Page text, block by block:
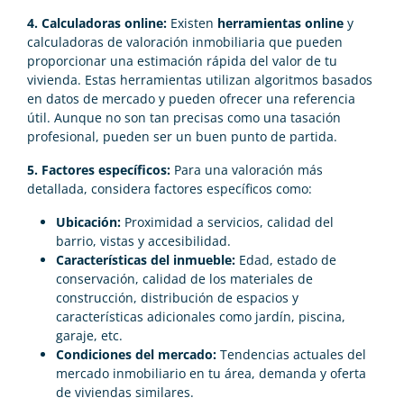
4. Calculadoras online: Existen herramientas online y
calculadoras de valoración inmobiliaria que pueden
proporcionar una estimación rápida del valor de tu
vivienda. Estas herramientas utilizan algoritmos basados
en datos de mercado y pueden ofrecer una referencia
útil. Aunque no son tan precisas como una tasación
profesional, pueden ser un buen punto de partida.
5. Factores específicos: Para una valoración más
detallada, considera factores específicos como:
Ubicación: Proximidad a servicios, calidad del
barrio, vistas y accesibilidad.
Características del inmueble: Edad, estado de
conservación, calidad de los materiales de
construcción, distribución de espacios y
características adicionales como jardín, piscina,
garaje, etc.
Condiciones del mercado: Tendencias actuales del
mercado inmobiliario en tu área, demanda y oferta
de viviendas similares.